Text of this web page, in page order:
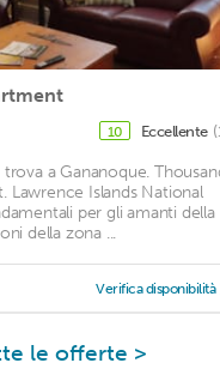
10 Eccellente
a Gananoque.
Lawrence Islands National
per gli amanti della
della zona ...
Verifica disponibilità
le offerte >